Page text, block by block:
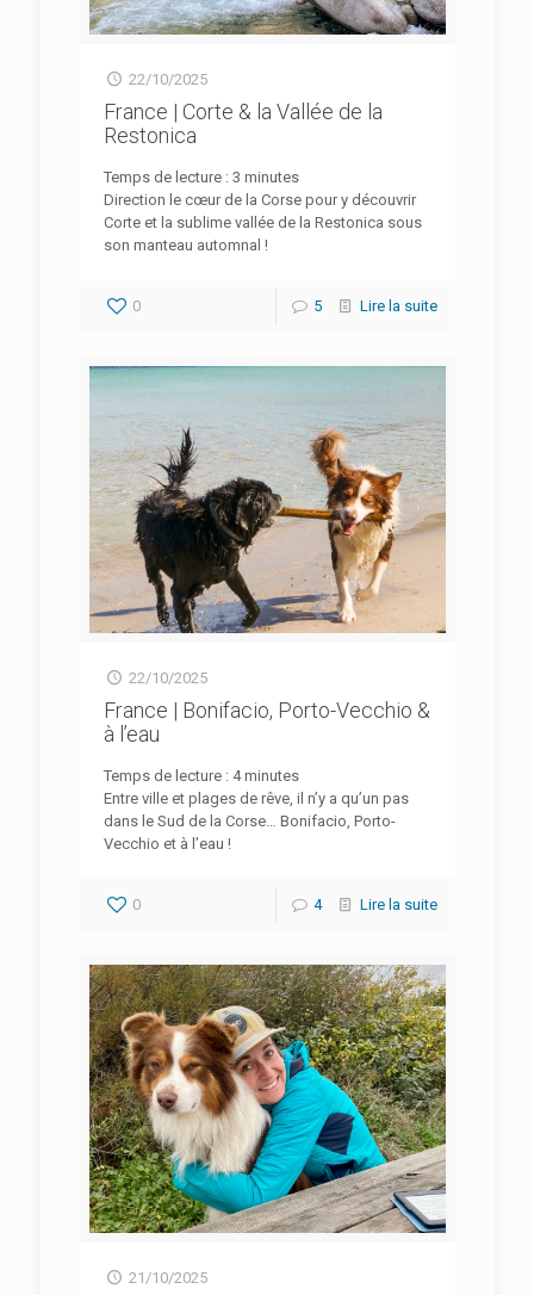
22/10/2025
France | Corte & la Vallée de la
Restonica
Temps de lecture : 3 minutes
Direction le cœur de la Corse pour y découvrir
Corte et la sublime vallée de la Restonica sous
son manteau automnal !
0 5 Lire la suite
22/10/2025
France | Bonifacio, Porto-Vecchio &
à l’eau
Temps de lecture : 4 minutes
Entre ville et plages de rêve, il n’y a qu’un pas
dans le Sud de la Corse… Bonifacio, Porto-
Vecchio et à l’eau !
0 4 Lire la suite
21/10/2025